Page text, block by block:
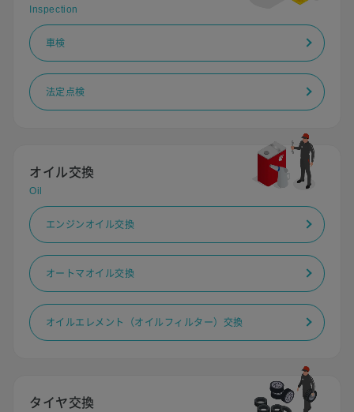
Inspection
車検
法定点検
オイル交換
Oil
エンジンオイル交換
オートマオイル交換
オイルエレメント（オイルフィルター）交換
タイヤ交換